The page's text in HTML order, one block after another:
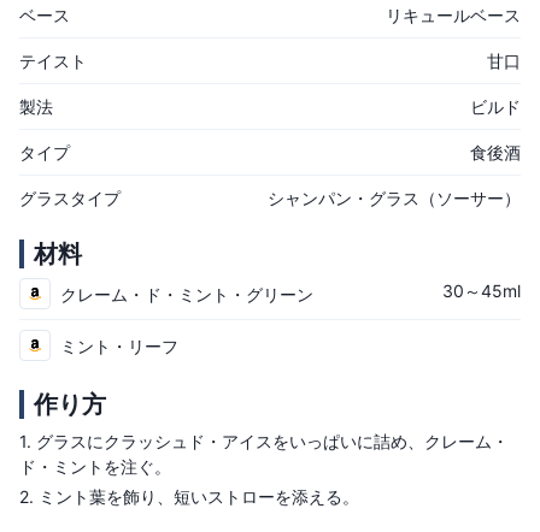
ベース リキュールベース
テイスト 甘口
製法 ビルド
タイプ 食後酒
グラスタイプ シャンパン・グラス（ソーサー）
材料
クレーム・ド・ミント・グリーン 30～45ml
ミント・リーフ
作り方
1. グラスにクラッシュド・アイスをいっぱいに詰め、クレーム・
ド・ミントを注ぐ。
2. ミント葉を飾り、短いストローを添える。